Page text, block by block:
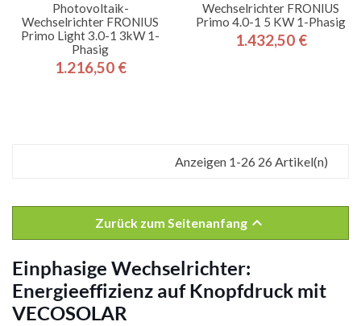
Photovoltaik-
Wechselrichter FRONIUS
Primo Light 3.0-1 3kW 1-
Phasig
Preis
1.216,50 €
Wechselrichter FRONIUS
Primo 4.0-1 5 KW 1-Phasig
Preis
1.432,50 €
Anzeigen 1-26 26 Artikel(n)
Zurück zum Seitenanfang
Einphasige Wechselrichter:
Energieeffizienz auf Knopfdruck mit
VECOSOLAR